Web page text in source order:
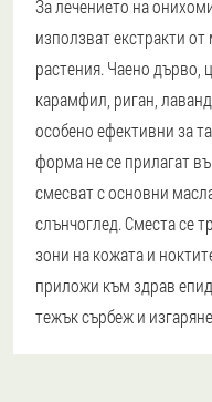
За лечението на
използват екстракти
растения. Чаено дърво,
карамфил, риган,
особено ефективни за
форма не се прилагат
смесват с основни
слънчоглед. Сместа се
зони на кожата и
приложи към здрав
тежък сърбеж и